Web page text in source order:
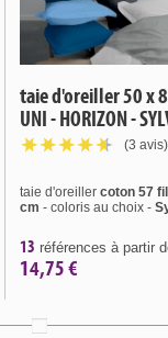
taie d'oreiller 50 x
UNI - HORIZON -
(3 avis)
taie d'oreiller coton 57
cm - coloris au choix -
13 références à partir
14,75 €